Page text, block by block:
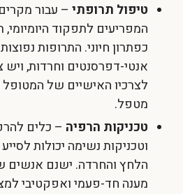
טיפול תרופתי – עבור
המפריעים לתפקוד היומיומי,
כפתרון חיוני. התרופות
אנטי-דפרסנטים וחרדות,
לצרכיו האישיים של המטופל
מטפל.
טכניקות הרפיה – כלים
וטכניקות נשימה יכולות
הלחץ והחרדה. ישנם אנשים
מענה חד-פעמי ואפקטיבי